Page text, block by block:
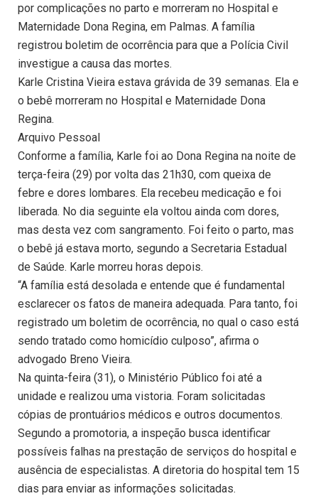
por complicações no parto e morreram no Hospital e
Maternidade Dona Regina, em Palmas. A família
registrou boletim de ocorrência para que a Polícia Civil
investigue a causa das mortes.
Karle Cristina Vieira estava grávida de 39 semanas. Ela e
o bebê morreram no Hospital e Maternidade Dona
Regina.
Arquivo Pessoal
Conforme a família, Karle foi ao Dona Regina na noite de
terça-feira (29) por volta das 21h30, com queixa de
febre e dores lombares. Ela recebeu medicação e foi
liberada. No dia seguinte ela voltou ainda com dores,
mas desta vez com sangramento. Foi feito o parto, mas
o bebê já estava morto, segundo a Secretaria Estadual
de Saúde. Karle morreu horas depois.
“A família está desolada e entende que é fundamental
esclarecer os fatos de maneira adequada. Para tanto, foi
registrado um boletim de ocorrência, no qual o caso está
sendo tratado como homicídio culposo”, afirma o
advogado Breno Vieira.
Na quinta-feira (31), o Ministério Público foi até a
unidade e realizou uma vistoria. Foram solicitadas
cópias de prontuários médicos e outros documentos.
Segundo a promotoria, a inspeção busca identificar
possíveis falhas na prestação de serviços do hospital e
ausência de especialistas. A diretoria do hospital tem 15
dias para enviar as informações solicitadas.